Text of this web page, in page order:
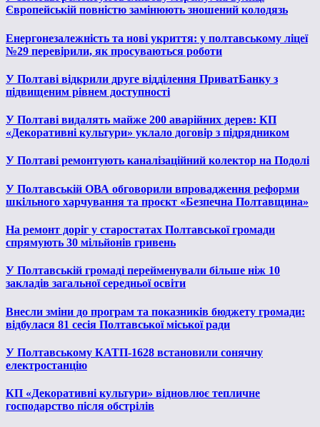
Європейській повністю замінюють зношений колодязь
Енергонезалежність та нові укриття: у полтавському ліцеї
№29 перевірили, як просуваються роботи
У Полтаві відкрили друге відділення ПриватБанку з
підвищеним рівнем доступності
У Полтаві видалять майже 200 аварійних дерев: КП
«Декоративні культури» уклало договір з підрядником
У Полтаві ремонтують каналізаційний колектор на Подолі
У Полтавській ОВА обговорили впровадження реформи
шкільного харчування та проєкт «Безпечна Полтавщина»
На ремонт доріг у старостатах Полтавської громади
спрямують 30 мільйонів гривень
У Полтавській громаді перейменували більше ніж 10
закладів загальної середньої освіти
Внесли зміни до програм та показників бюджету громади:
відбулася 81 сесія Полтавської міської ради
У Полтавському КАТП-1628 встановили сонячну
електростанцію
КП «Декоративні культури» відновлює тепличне
господарство після обстрілів